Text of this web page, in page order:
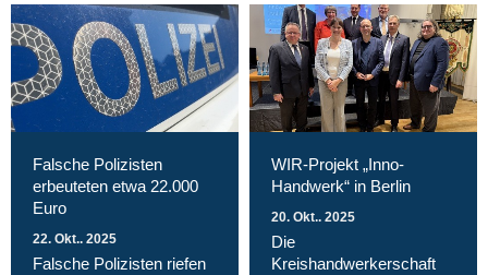
Falsche Polizisten
erbeuteten etwa 22.000
Euro
22. Okt.. 2025
Falsche Polizisten riefen
WIR-Projekt „Inno-
Handwerk“ in Berlin
20. Okt.. 2025
Die
Kreishandwerkerschaft